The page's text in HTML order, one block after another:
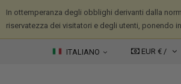
In ottemperanza degli obblighi derivanti dalla
riservatezza dei visitatori e degli utenti, ponendo
ITALIANO EUR € /